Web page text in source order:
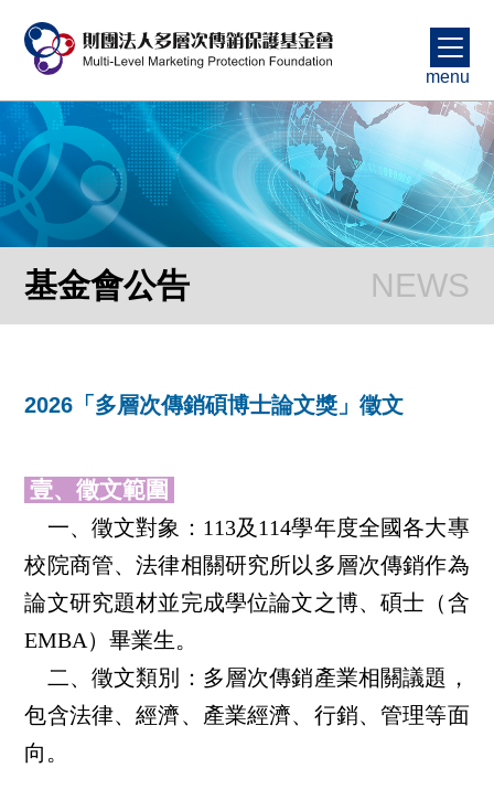
menu
基金會公告
2026「多層次傳銷碩博士論文獎」徵文
壹、徵文範圍
一、徵文對象：113及114學年度全國各大專
校院商管、法律相關研究所以多層次傳銷作為
論文研究題材並完成學位論文之博、碩士（含
EMBA）畢業生。
二、徵文類別：多層次傳銷產業相關議題，
包含法律、經濟、產業經濟、行銷、管理等面
向。